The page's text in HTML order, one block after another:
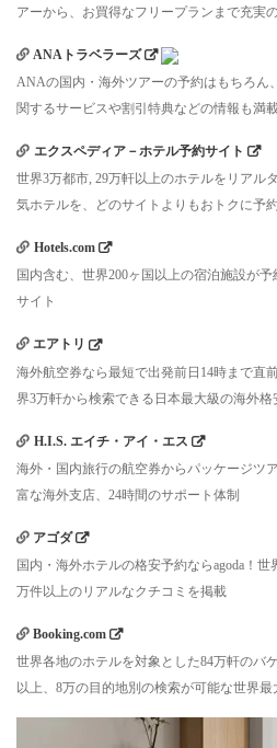
アーから、お買得なフリープランまで充実
ANAトラベラーズ
ANAの国内・海外ツアーの予約はもちろん
関するサービスや割引特典などの情報も満
エクスペディア－ホテル予約サイト
世界3万都市, 29万軒以上のホテルをリアル
気ホテルを、どのサイトよりもおトクに予
Hotels.com
国内含む、世界200ヶ国以上の宿泊施設が
サイト
エアトリ
海外航空券なら最短で出発前日14時まで直
界3万軒から検索できる日本最大級の海外格
H.I.S. エイチ・アイ・エス
海外・国内旅行の航空券からパッケージツ
富な海外支店、24時間のサポート体制
アゴダ
国内・海外ホテルの格安予約ならagoda！
万件以上のリアルなクチコミを掲載
Booking.com
世界各地のホテルを対象とした84万軒のバ
以上、8万の目的地別の検索が可能な世界最